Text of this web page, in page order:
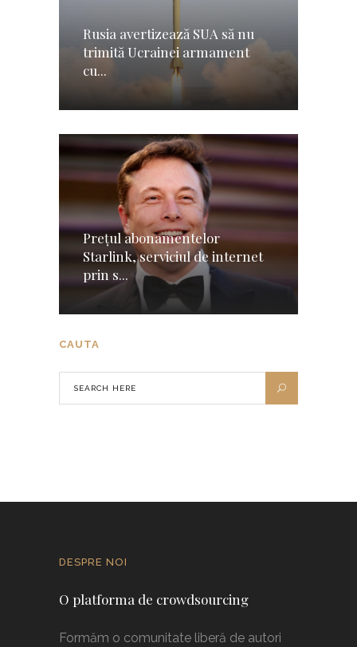
Rusia avertizează SUA să nu
trimită Ucrainei armament
cu...
Preţul abonamentelor
Starlink, serviciul de internet
prin s...
CAUTA
DESPRE NOI
O platforma de crowdsourcing
Formăm o comunitate liberă de autori